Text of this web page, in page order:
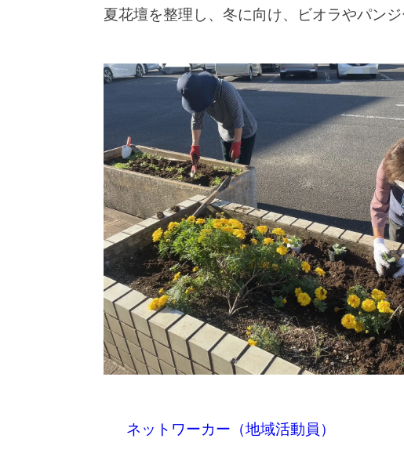
夏花壇を整理し、冬に向け、ビオラやパン
ネットワーカー（地域活動員）